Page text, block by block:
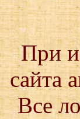
При
сайта
Все